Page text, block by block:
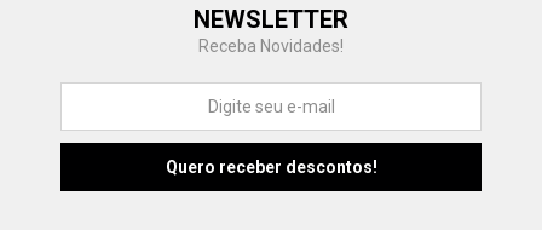
NEWSLETTER
Receba Novidades!
Fu Fujisom